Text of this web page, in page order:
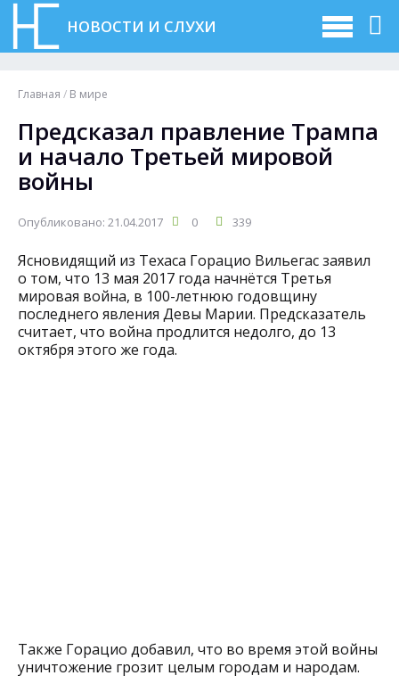
НОВОСТИ И СЛУХИ
Главная / В мире
Предсказал правление Трампа
и начало Третьей мировой
войны
Опубликовано: 21.04.2017 0 339
Ясновидящий из Техаса Горацио Вильегас заявил
о том, что 13 мая 2017 года начнётся Третья
мировая война, в 100-летнюю годовщину
последнего явления Девы Марии. Предсказатель
считает, что война продлится недолго, до 13
октября этого же года.
Также Горацио добавил, что во время этой войны
уничтожение грозит целым городам и народам.